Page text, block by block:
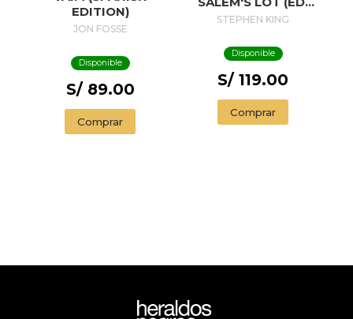
EDITION)
JON FOSSE
Disponible
S/ 89.00
Comprar
50 ANIVERSARIO) /
STEPHEN KING
Disponible
S/ 119.00
Comprar